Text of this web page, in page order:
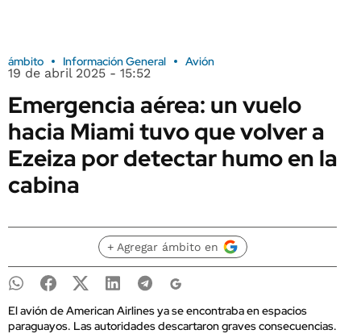
ámbito Información General Avión
19 de abril 2025 - 15:52
Emergencia aérea: un vuelo
hacia Miami tuvo que volver a
Ezeiza por detectar humo en la
cabina
+ Agregar ámbito en
El avión de American Airlines ya se encontraba en espacios
paraguayos. Las autoridades descartaron graves consecuencias.